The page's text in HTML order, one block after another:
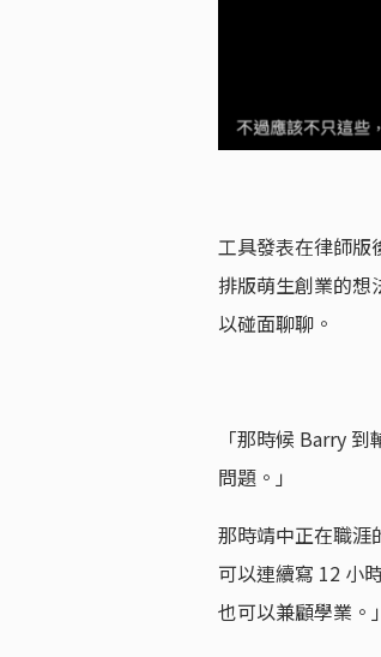
工具發表在律師
排版萌生創業的想
以碰面聊聊。
「那時候 Barry
問題。」
那時靖中正在職涯
可以連續寫 12 小
也可以兼顧學業。」